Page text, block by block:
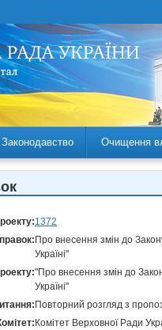
Законодавство Очищення
1372
Про внесення змін до
Україні"
"Про внесення змін до
Україні"
Повторний розгляд з
Комітет Верховної Ради